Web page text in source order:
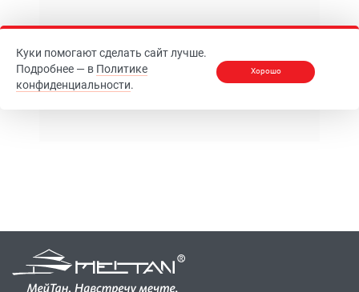
Куки помогают сделать сайт лучше.
Подробнее — в Политике
конфиденциальности.
Хорошо